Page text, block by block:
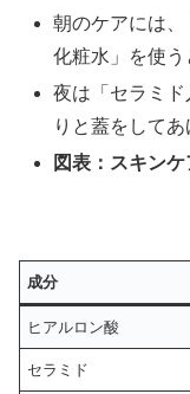
朝のケアには
化粧水」を使う
夜は「セラミ
りと蓋をしてあ
図表：スキン
成分
ヒアルロン酸
セラミド